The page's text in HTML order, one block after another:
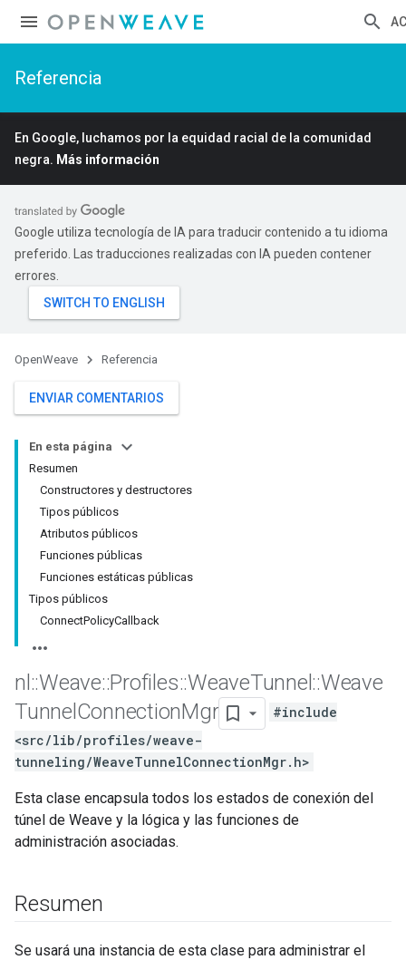
Referencia
En Google, luchamos por la equidad racial de la comunidad
negra. Más información
Google utiliza tecnología de IA para traducir contenido a tu idioma
preferido. Las traducciones realizadas con IA pueden contener
errores.
OpenWeave Referencia
ENVIAR COMENTARIOS
En esta página
Resumen
Constructores y destructores
Tipos públicos
Atributos públicos
Funciones públicas
Funciones estáticas públicas
Tipos públicos
ConnectPolicyCallback
nl ::Weave::Profiles::WeaveTunnel ::Weave
Tunnel ConnectionMgr
#include
<src/lib/profiles/weave-
tunneling/WeaveTunnelConnectionMgr.h>
Esta clase encapsula todos los estados de conexión del
túnel de Weave y la lógica y las funciones de
administración asociadas.
Resumen
Se usará una instancia de esta clase para administrar el